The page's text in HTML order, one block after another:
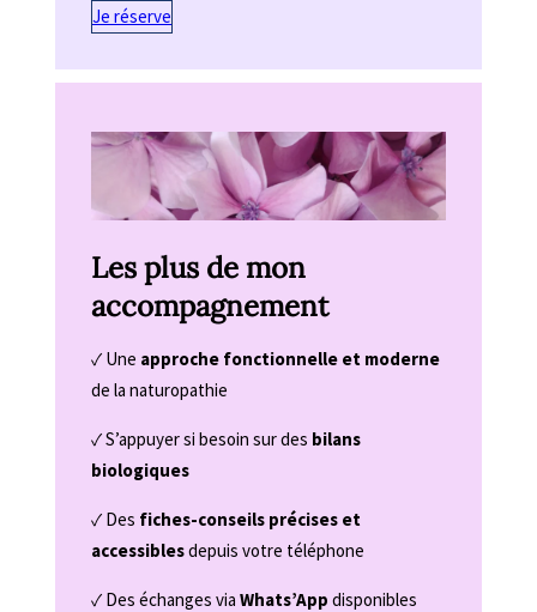
Je réserve
Les plus de mon
accompagnement
✓ Une approche fonctionnelle et moderne
de la naturopathie
✓ S’appuyer si besoin sur des bilans
biologiques
✓ Des fiches-conseils précises et
accessiblesdepuis votre téléphone
✓ Des échanges via Whats’App disponibles